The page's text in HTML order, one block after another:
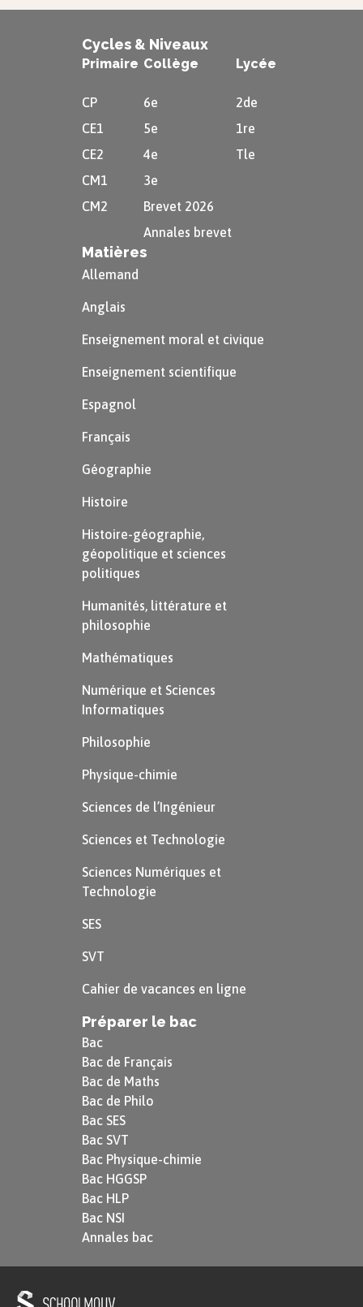
Cycles & Niveaux
Primaire
CP
CE1
CE2
CM1
CM2
Collège
6e
5e
4e
3e
Brevet 2026
Annales brevet
Lycée
2de
1re
Tle
Matières
Allemand
Anglais
Enseignement moral et civique
Enseignement scientifique
Espagnol
Français
Géographie
Histoire
Histoire-géographie,
géopolitique et sciences
politiques
Humanités, littérature et
philosophie
Mathématiques
Numérique et Sciences
Informatiques
Philosophie
Physique-chimie
Sciences de l’Ingénieur
Sciences et Technologie
Sciences Numériques et
Technologie
SES
SVT
Cahier de vacances en ligne
Préparer le bac
Bac
Bac de Français
Bac de Maths
Bac de Philo
Bac SES
Bac SVT
Bac Physique-chimie
Bac HGGSP
Bac HLP
Bac NSI
Annales bac